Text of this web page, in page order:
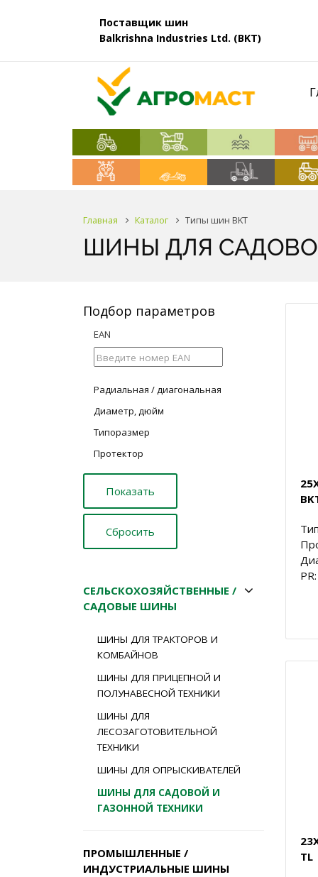
Поставщик шин
Balkrishna Industries Ltd. (BKT)
Главная Каталог Типы шин BKT
ШИНЫ ДЛЯ
Подбор параметров
EAN
Радиальная / диагональная
Диаметр, дюйм
Типоразмер
Протектор
СЕЛЬСКОХОЗЯЙСТВЕННЫЕ /
САДОВЫЕ ШИНЫ
ШИНЫ ДЛЯ ТРАКТОРОВ И
КОМБАЙНОВ
ШИНЫ ДЛЯ ПРИЦЕПНОЙ И
ПОЛУНАВЕСНОЙ ТЕХНИКИ
ШИНЫ ДЛЯ
ЛЕСОЗАГОТОВИТЕЛЬНОЙ
ТЕХНИКИ
ШИНЫ ДЛЯ ОПРЫСКИВАТЕЛЕЙ
ШИНЫ ДЛЯ САДОВОЙ И
ГАЗОННОЙ ТЕХНИКИ
ПРОМЫШЛЕННЫЕ /
ИНДУСТРИАЛЬНЫЕ ШИНЫ
TL